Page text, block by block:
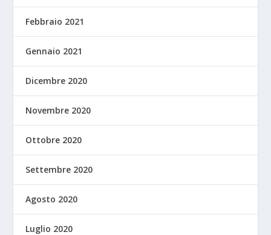
Febbraio 2021
Gennaio 2021
Dicembre 2020
Novembre 2020
Ottobre 2020
Settembre 2020
Agosto 2020
Luglio 2020